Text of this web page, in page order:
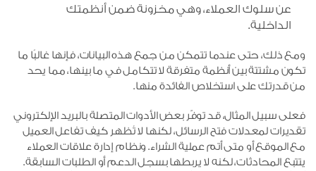
عن سلوك العملاء، وهي مخزونة ضمن أنظمتك
الداخلية.
ومع ذلك، حتى عندما تتمكن من جمع هذه البيانات، فإنها غالبًا ما
تكون مشتتة بين أنظمة متفرقة لا تتكامل في ما بينها، مما يحد
من قدرتك على استخلاص الفائدة منها.
فعلى سبيل المثال، قد توفّر بعض الأدوات المتصلة بالبريد الإلكتروني
تقديرات لمعدلات فتح الرسائل، لكنها لا تُظهر كيف تفاعل العميل
مع الموقع أو متى أتم عملية الشراء. ونظام إدارة علاقات العملاء
يتتبع المحادثات، لكنه لا يربطها بسجل الدعم أو الطلبات السابقة.